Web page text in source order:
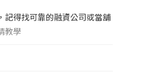
記得找可靠的融資公司或當舖
教學